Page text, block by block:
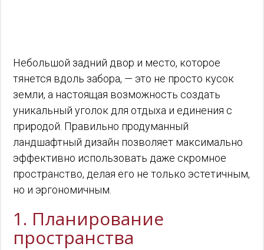
Небольшой задний двор и место, которое
тянется вдоль забора, — это не просто кусок
земли, а настоящая возможность создать
уникальный уголок для отдыха и единения с
природой. Правильно продуманный
ландшафтный дизайн позволяет максимально
эффективно использовать даже скромное
пространство, делая его не только эстетичным,
но и эргономичным.
1. Планирование
пространства